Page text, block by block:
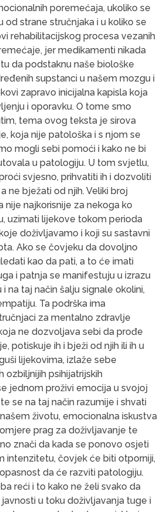
poremećaja, ukoliko se
od strane stručnjaka i u koliko se
rehabilitacijskog procesa vezanih
jer medikamenti nikada
da podstaknu naše biološke
supstanci u našem mozgu i
zapravo inicijalna kapisla koja
i oporavku. O tome smo
tema ovog teksta je sirova
koja nije patološka i s njom se
mogli sebi pomoći i kako ne bi
u patologiju. U tom svjetlu,
svjesno, prihvatiti ih i dozvoliti
ne bježati od njih. Veliki broj
nije najkorisnije za nekoga ko
uzimati lijekove tokom perioda
doživljavamo i koji su sastavni
Ako se čovjeku da dovoljno
kao da pati, a to će imati
i patnja se manifestuju u izrazu
i na taj način šalju signale okolini,
Ta podrška ima
za mentalno zdravlje
ne dozvoljava sebi da prođe
potiskuje ih i bježi od njih ili ih u
lijekovima, izlaže sebe
ozbiljnijih psihijatrijskih
jednom proživi emocija u svojoj
se na taj način razumije i shvati
životu, emocionalna iskustva
prag za doživljavanje te
znači da kada se ponovo osjeti
intenzitetu, čovjek će biti otporniji,
da će razviti patologiju.
reći i to kako ne želi svako da
u toku doživljavanja tuge i